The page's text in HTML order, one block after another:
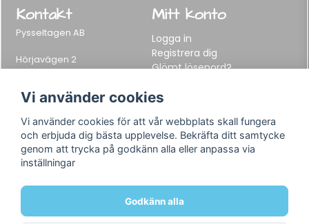
Kontakt
Pysseltagen AB
Hörjavägen 2
282 34 Tyringe, Sweden
E-post:info@pysseltagen.se
Mitt konto
Logga in
Registrera dig
Glömt lösenord?
Info
Varumärken
Om oss
Kontakt
Följ oss
Vi använder cookies
Vi använder cookies för att vår webbplats skall fungera
och erbjuda dig bästa upplevelse. Bekräfta ditt samtycke
genom att trycka på godkänn alla eller anpassa via
inställningar
Godkänn alla